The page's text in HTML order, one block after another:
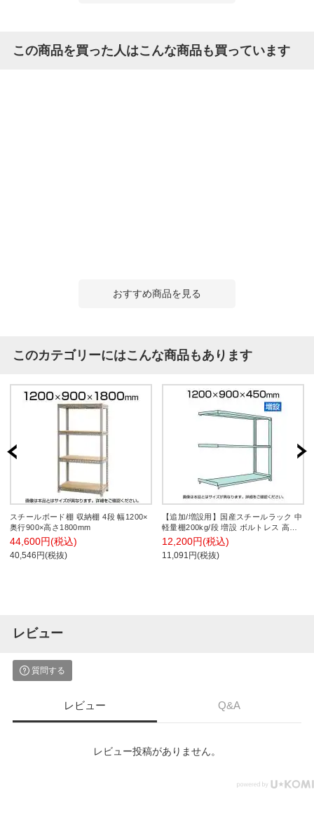
この商品を買った人はこんな商品も買っています
おすすめ商品を見る
このカテゴリーにはこんな商品もあります
スチールボード棚 収納棚 4段 幅1200×
奥行900×高さ1800mm
44,600円(税込)
40,546円(税抜)
【追加/増設用】国産スチールラック 中
軽量棚200kg/段 増設 ボルトレス 高さ
1200x幅900x奥行450x天地3段
12,200円(税込)
11,091円(税抜)
レビュー
質問する
レビュー Q&A
レビュー投稿がありません。